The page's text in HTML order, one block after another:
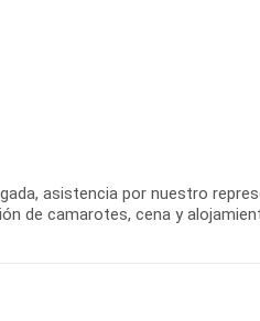
asistencia por nuestro
de camarotes, cena y